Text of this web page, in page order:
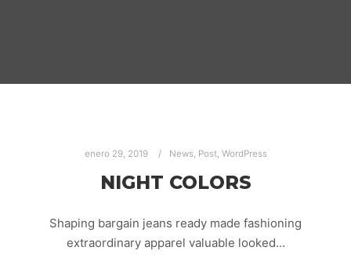
enero 29, 2019 News, Post, WordPress
NIGHT COLORS
Shaping bargain jeans ready made fashioning
extraordinary apparel valuable looked…